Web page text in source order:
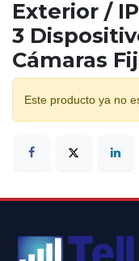
Exterior /
3
Cámaras
Este producto ya no